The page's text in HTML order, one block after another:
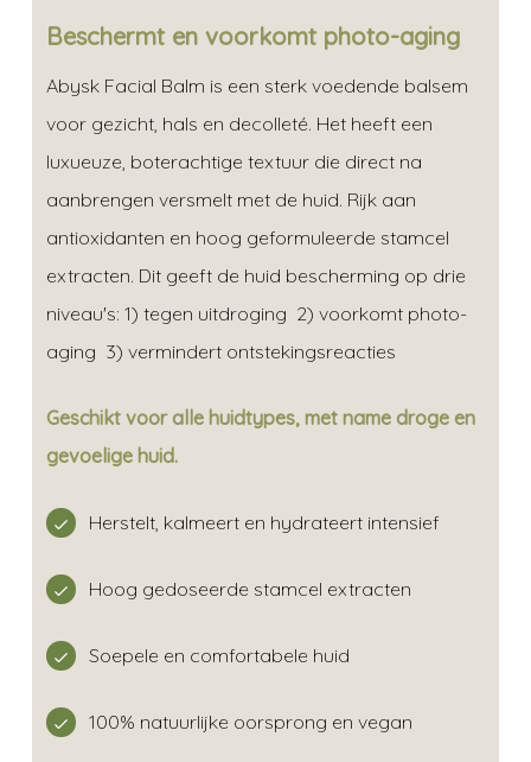
Beschermt en voorkomt photo-aging
Abysk Facial Balm is een sterk voedende balsem
voor gezicht, hals en decolleté. Het heeft een
luxueuze, boterachtige textuur die direct na
aanbrengen versmelt met de huid. Rijk aan
antioxidanten en hoog geformuleerde stamcel
extracten. Dit geeft de huid bescherming op drie
niveau's: 1) tegen uitdroging 2) voorkomt photo-
aging 3) vermindert ontstekingsreacties
Geschikt voor alle huidtypes, met name droge en
gevoelige huid.
Herstelt, kalmeert en hydrateert intensief
Hoog gedoseerde stamcel extracten
Soepele en comfortabele huid
100% natuurlijke oorsprong en vegan